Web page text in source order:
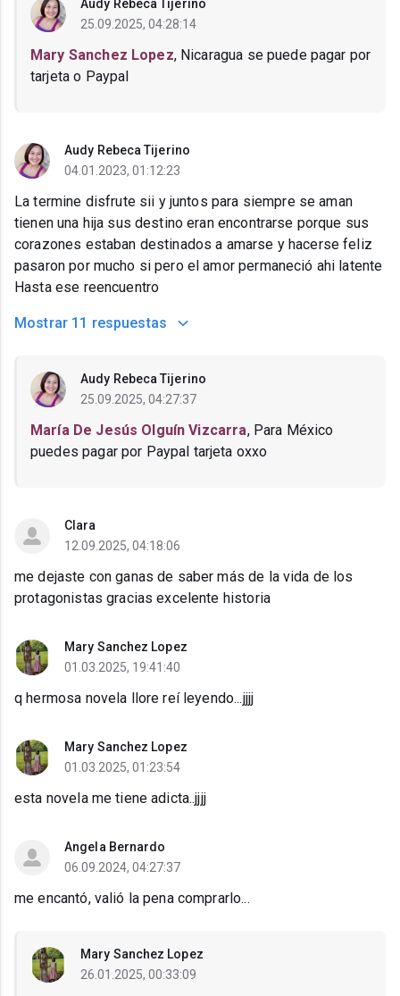
Audy Rebeca Tijerino
25.09.2025, 04:28:14
Mary Sanchez Lopez, Nicaragua se puede pagar por
tarjeta o Paypal
Audy Rebeca Tijerino
04.01.2023, 01:12:23
La termine disfrute sii y juntos para siempre se aman
tienen una hija sus destino eran encontrarse porque sus
corazones estaban destinados a amarse y hacerse feliz
pasaron por mucho si pero el amor permaneció ahi latente
Hasta ese reencuentro
Mostrar 11 respuestas
Audy Rebeca Tijerino
25.09.2025, 04:27:37
María De Jesús Olguín Vizcarra, Para México
puedes pagar por Paypal tarjeta oxxo
Clara
12.09.2025, 04:18:06
me dejaste con ganas de saber más de la vida de los
protagonistas gracias excelente historia
Mary Sanchez Lopez
01.03.2025, 19:41:40
q hermosa novela llore reí leyendo...jjjj
Mary Sanchez Lopez
01.03.2025, 01:23:54
esta novela me tiene adicta..jjjj
Angela Bernardo
06.09.2024, 04:27:37
me encantó, valió la pena comprarlo...
Mary Sanchez Lopez
26.01.2025, 00:33:09